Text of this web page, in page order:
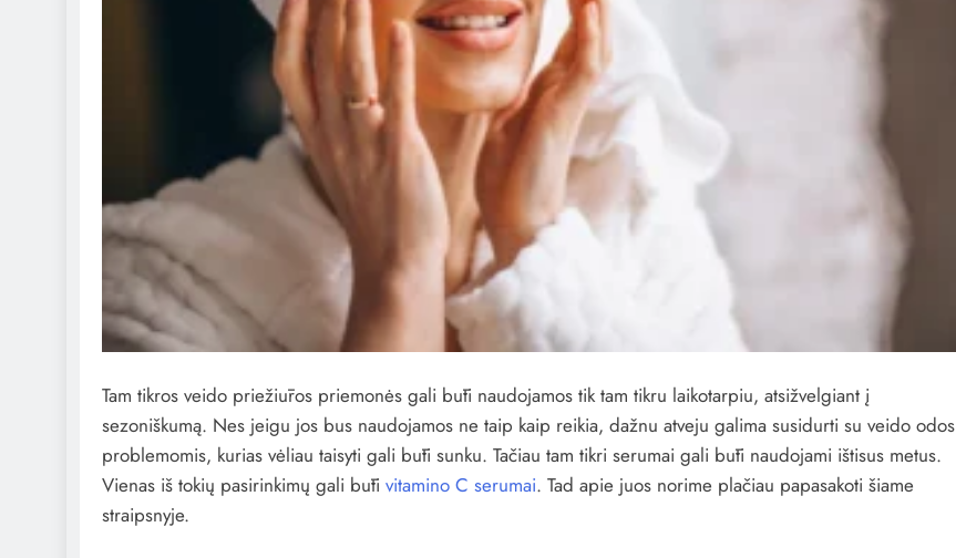
Tam tikros veido priežiūros priemonės gali būti naudojamos tik tam tikru laikotarpiu, atsižvelgiant į
sezoniškumą. Nes jeigu jos bus naudojamos ne taip kaip reikia, dažnu atveju galima susidurti su veido odos
problemomis, kurias vėliau taisyti gali būti sunku. Tačiau tam tikri serumai gali būti naudojami ištisus metus.
Vienas iš tokių pasirinkimų gali būti vitamino C serumai. Tad apie juos norime plačiau papasakoti šiame
straipsnyje.